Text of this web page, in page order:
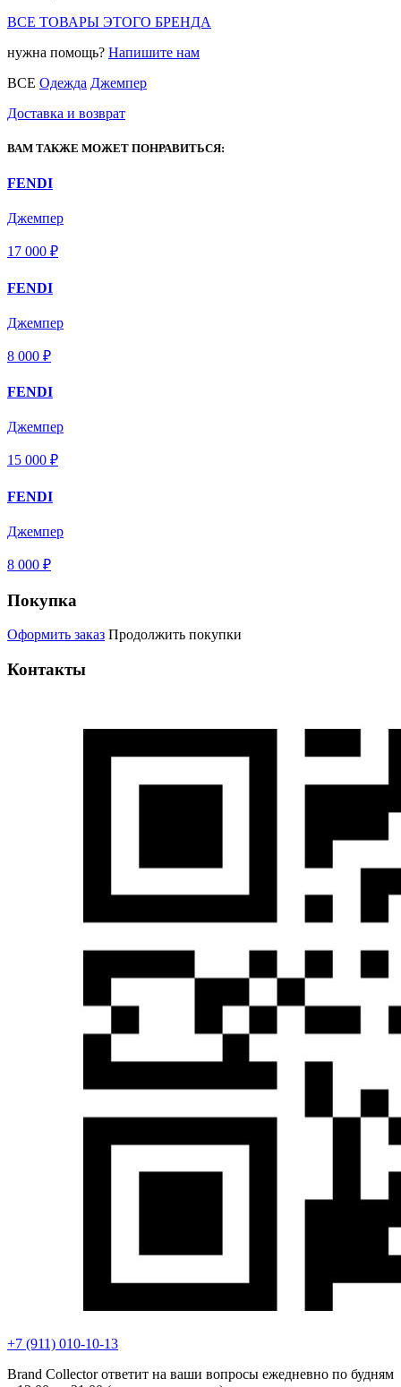
ВСЕ ТОВАРЫ ЭТОГО БРЕНДА
нужна помощь? Напишите нам
ВСЕ Одежда Джемпер
Доставка и возврат
ВАМ ТАКЖЕ МОЖЕТ ПОНРАВИТЬСЯ:
FENDI
Джемпер
17 000 ₽
FENDI
Джемпер
8 000 ₽
FENDI
Джемпер
15 000 ₽
FENDI
Джемпер
8 000 ₽
Покупка
Оформить заказ Продолжить покупки
Контакты
+7 (911) 010-10-13
Brand Collector ответит на ваши вопросы ежедневно по будням